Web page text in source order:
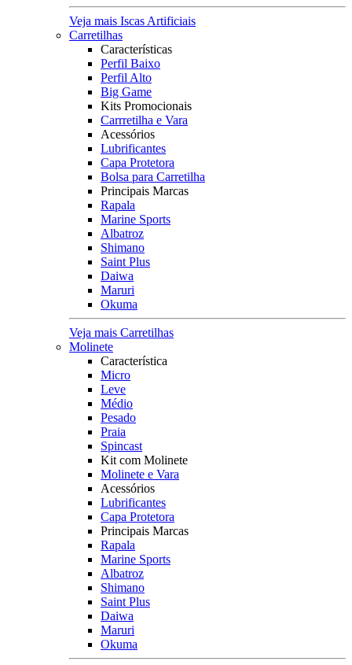
Veja mais Iscas Artificiais
Carretilhas
Características
Perfil Baixo
Perfil Alto
Big Game
Kits Promocionais
Carrretilha e Vara
Acessórios
Lubrificantes
Capa Protetora
Bolsa para Carretilha
Principais Marcas
Rapala
Marine Sports
Albatroz
Shimano
Saint Plus
Daiwa
Maruri
Okuma
Veja mais Carretilhas
Molinete
Característica
Micro
Leve
Médio
Pesado
Praia
Spincast
Kit com Molinete
Molinete e Vara
Acessórios
Lubrificantes
Capa Protetora
Principais Marcas
Rapala
Marine Sports
Albatroz
Shimano
Saint Plus
Daiwa
Maruri
Okuma